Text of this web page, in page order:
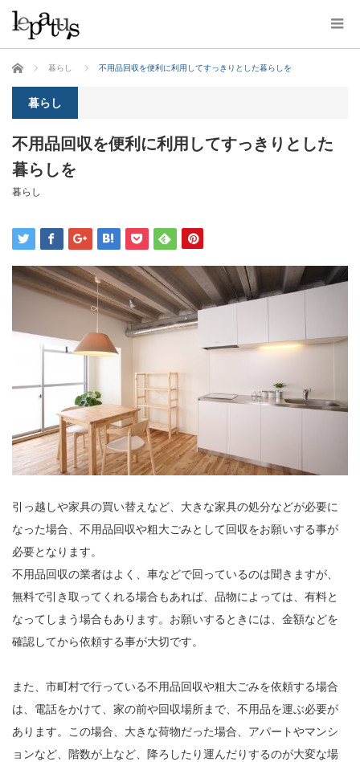
ホーム 暮らし 不用品回収を便利に利用してすっきりとした暮らしを
暮らし
不用品回収を便利に利用してすっきりとした
暮らしを
暮らし
引っ越しや家具の買い替えなど、大きな家具の処分などが必要に
なった場合、不用品回収や粗大ごみとして回収をお願いする事が
必要となります。
不用品回収の業者はよく、車などで回っているのは聞きますが、
無料で引き取ってくれる場合もあれば、品物によっては、有料と
なってしまう場合もあります。お願いするときには、金額などを
確認してから依頼する事が大切です。
また、市町村で行っている不用品回収や粗大ごみを依頼する場合
は、電話をかけて、家の前や回収場所まで、不用品を運ぶ必要が
あります。この場合、大きな荷物だった場合、アパートやマンシ
ョンなど、階数が上など、降ろしたり運んだりするのが大変な場